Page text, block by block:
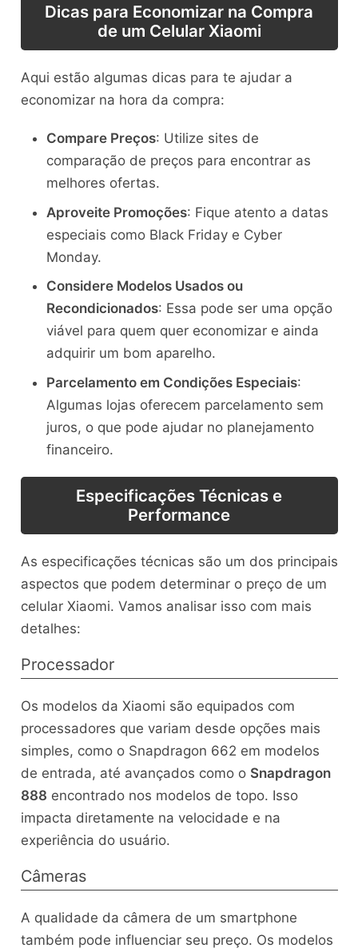
Dicas para Economizar na Compra
de um Celular Xiaomi
Aqui estão algumas dicas para te ajudar a
economizar na hora da compra:
Compare Preços: Utilize sites de
comparação de preços para encontrar as
melhores ofertas.
Aproveite Promoções: Fique atento a datas
especiais como Black Friday e Cyber
Monday.
Considere Modelos Usados ou
Recondicionados: Essa pode ser uma opção
viável para quem quer economizar e ainda
adquirir um bom aparelho.
Parcelamento em Condições Especiais:
Algumas lojas oferecem parcelamento sem
juros, o que pode ajudar no planejamento
financeiro.
Especificações Técnicas e
Performance
As especificações técnicas são um dos principais
aspectos que podem determinar o preço de um
celular Xiaomi. Vamos analisar isso com mais
detalhes:
Processador
Os modelos da Xiaomi são equipados com
processadores que variam desde opções mais
simples, como o Snapdragon 662 em modelos
de entrada, até avançados como o Snapdragon
888 encontrado nos modelos de topo. Isso
impacta diretamente na velocidade e na
experiência do usuário.
Câmeras
A qualidade da câmera de um smartphone
também pode influenciar seu preço. Os modelos